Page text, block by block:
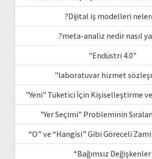
?Dijital iş modelleri
?meta-analiz nedir nasıl
"Endüstri 4.0"
"laboratuvar hizmet
"Yeni" Tüketici İçin Kişiselleştirme
"Yer Seçimi" Probleminin
“O” ve “Hangisi” Gibi Göreceli
*Bağımsız Değişkenler